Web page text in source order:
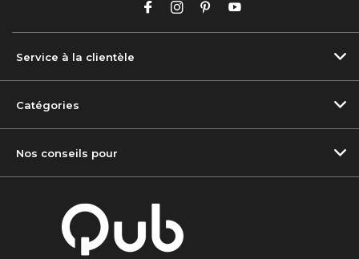
Service à la clientèle
Catégories
Nos conseils pour